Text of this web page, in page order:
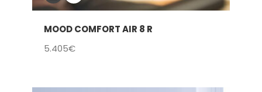
MOOD COMFORT AIR 8 R
5.405€